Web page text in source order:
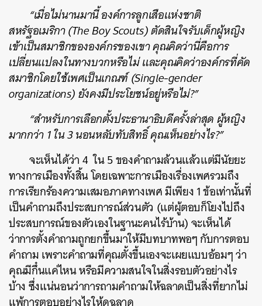
“เมื่อไม่นานมานี้ องค์การลูกเสือแห่งชาติ
สหรัฐอเมริกา (The Boy Scouts) ตัดสินใจรับเด็กผู้หญิง
เข้าเป็นสมาชิกขององค์กรของเขา คุณคิดว่านี่คือการ
เปลี่ยนแปลงในทางบวกหรือไม่ และคุณคิดว่าองค์กรที่คัด
สมาชิกโดยใช้เพศเป็นเกณฑ์ (Single-gender
organizations) ยังคงมีประโยชน์อยู่หรือไม่?”
“สำหรับการเลือกตั้งประธานาธิบดีครั้งล่าสุด ผู้หญิง
มากกว่า 1 ใน 3 นอนหลับทับสิทธิ์ คุณเห็นอย่างไร?”
จะเห็นได้ว่า 4 ใน 5 ของคำถามล้วนแล้วแต่มีนัยยะ
ทางการเมืองทั้งสิ้น โดยเฉพาะการเมืองเรื่องเพศรวมถึง
การเรียกร้องความเสมอภาคทางเพศ มีเพียง 1 ข้อเท่านั้นที่
เป็นคำถามถึงประสบการณ์ส่วนตัว (แต่ผู้ตอบก็โยงไปถึง
ประสบการณ์ของตัวเองในฐานะคนไร้บ้าน) จะเห็นได้
ว่าการตั้งคำถามถูกยกขึ้นมาให้มีบทบาทพอๆ กับการตอบ
คำถาม เพราะคำถามที่คุณตั้งขึ้นเองจะเผยแบบอ้อมๆ ว่า
คุณมีกึ๋นแค่ไหน หรือมีความสนใจในสิ่งรอบตัวอย่างไร
บ้าง ซึ่งแน่นอนว่าการถามคำถามให้ฉลาดเป็นสิ่งที่ยากไม่